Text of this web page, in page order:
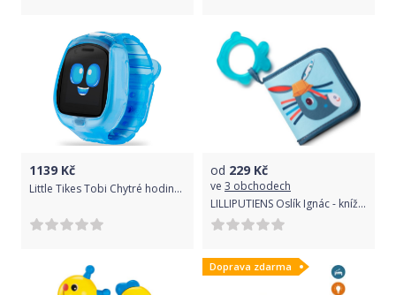
1139 Kč
Little Tikes Tobi Chytré hodinky - modré
od 229 Kč
ve 3 obchodech
LILLIPUTIENS Oslík Ignác - knížka do vody
Doprava zdarma